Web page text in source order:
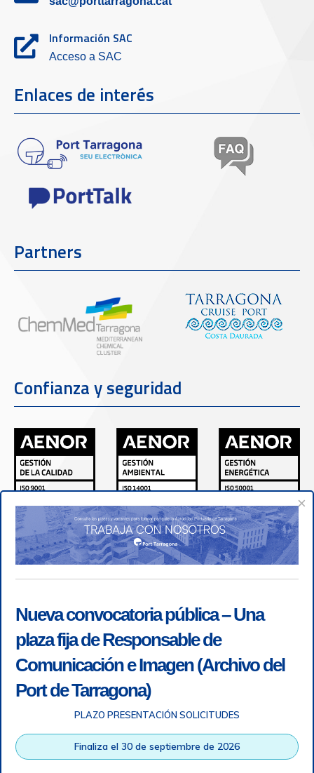
Información SAC
Acceso a SAC
Enlaces de interés
Partners
Confianza y seguridad
Autoridad Portuaria de Tarragona © Todos los derechos
×
Nueva convocatoria pública – Una
plaza fija de Responsable de
Comunicación e Imagen (Archivo del
Port de Tarragona)
PLAZO PRESENTACIÓN SOLICITUDES
Finaliza el 30 de septiembre de 2026